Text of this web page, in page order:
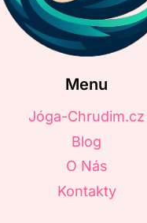
Menu
Jóga-Chrudim.cz
Blog
O Nás
Kontakty